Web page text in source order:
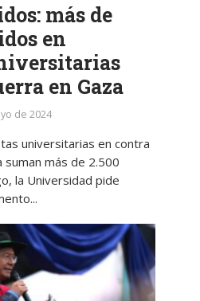
más de
en
en Gaza
de 2024
universitarias en contra
suman más de 2.500
la Universidad pide